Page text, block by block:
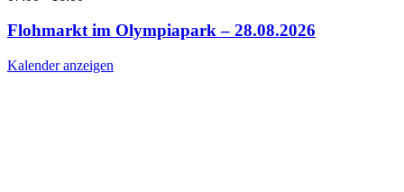
Flohmarkt im Olympiapark – 28.08.2026
Kalender anzeigen